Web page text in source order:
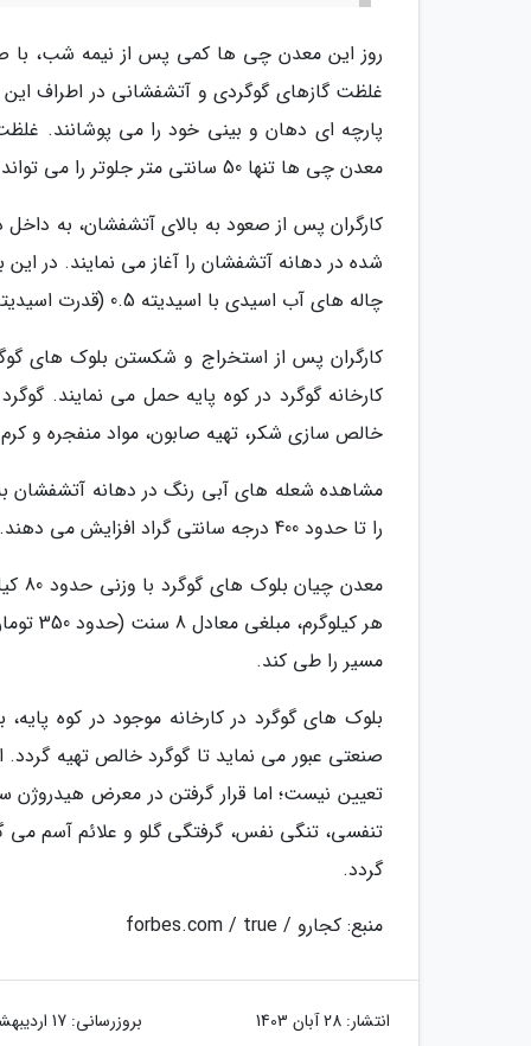
غلظت گازهای گوگردی و آتشفشانی در اطراف
پارچه ای دهان و بینی خود را می پوشانند.
معدن چی ها تنها 50 سانتی متر جلوتر را می تواند روشن کند.
کارگران پس از صعود به بالای آتشفشان، به
شده در دهانه آتشفشان را آغاز می نمایند. در
چاله های آب اسیدی با اسیدیته 0.5 (قدرت اسیدیته ای برابر با اسیدیته باطری ماشین) نیز وجود دارند.
کارگران پس از استخراج و شکستن بلوک های
کارخانه گوگرد در کوه پایه حمل می نمایند.
خالص سازی شکر، تهیه صابون، مواد منفجره و
مشاهده شعله های آبی رنگ در دهانه
را تا حدود 400 درجه سانتی گراد افزایش می دهند.
هر
مسیر را طی کند.
بلوک های گوگرد در کارخانه موجود در کوه
صنعتی عبور می نماید تا گوگرد خالص تهیه
تعیین نیست؛ اما قرار گرفتن در معرض
تنفسی، تنگی نفس، گرفتگی گلو و علائم آسم
گردد.
منبع: کجارو / forbes.com / true
انتشار: 28 آبان 1403 بروزرسانی: 17 اردیبهشت 1404